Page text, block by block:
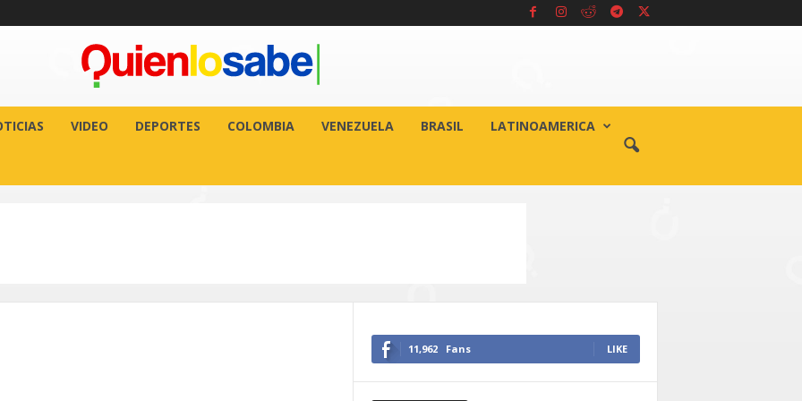
VIDEO DEPORTES COLOMBIA VENEZUELA BRASIL LATINOAMERICA
11,962 Fans LIKE